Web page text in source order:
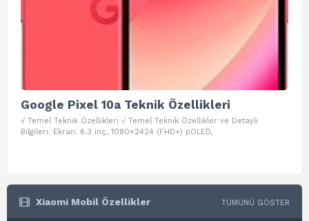
Google Pixel 10a Teknik Özellikleri
√ Temel Teknik Özellikleri √ Temel Teknik Özellikler ve Detaylı
Bilgileri. Ekran: 6.3 inç, 1080×2424 (FHD+) pOLED,
Xiaomi Mobil Özellikler TÜMÜNÜ GÖSTER